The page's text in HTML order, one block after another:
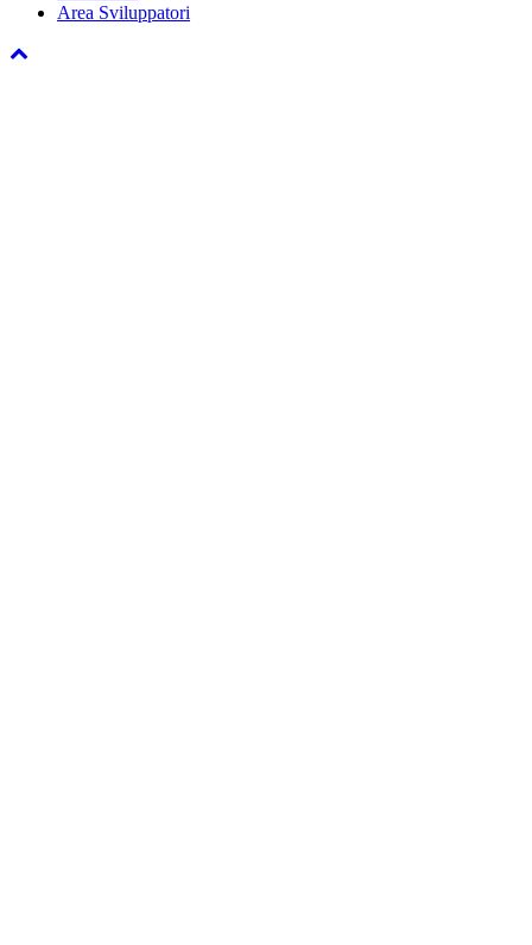
Area Sviluppatori